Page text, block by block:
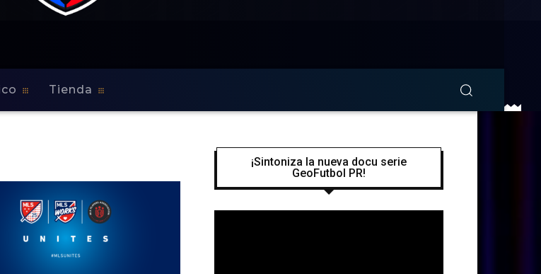
Tienda
¡Sintoniza la nueva docu serie
GeoFutbol PR!